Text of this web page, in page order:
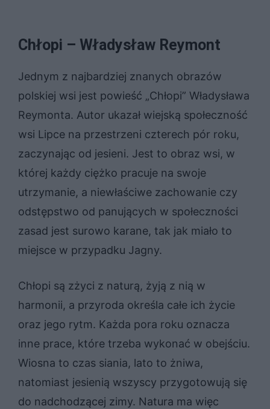
Chłopi – Władysław Reymont
Jednym z najbardziej znanych obrazów
polskiej wsi jest powieść „Chłopi” Władysława
Reymonta. Autor ukazał wiejską społeczność
wsi Lipce na przestrzeni czterech pór roku,
zaczynając od jesieni. Jest to obraz wsi, w
której każdy ciężko pracuje na swoje
utrzymanie, a niewłaściwe zachowanie czy
odstępstwo od panujących w społeczności
zasad jest surowo karane, tak jak miało to
miejsce w przypadku Jagny.
Chłopi są zżyci z naturą, żyją z nią w
harmonii, a przyroda określa całe ich życie
oraz jego rytm. Każda pora roku oznacza
inne prace, które trzeba wykonać w obejściu.
Wiosna to czas siania, lato to żniwa,
natomiast jesienią wszyscy przygotowują się
do nadchodzącej zimy. Natura ma więc